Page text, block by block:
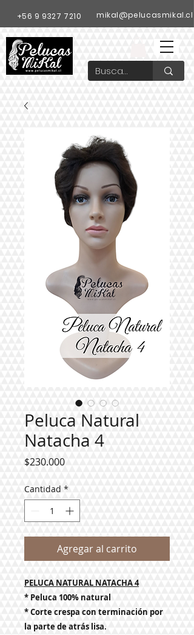
+56 9 9327 7210 mikal@pelucasmikal.cl
Peluca Natural
Natacha 4
$230.000Precio
Cantidad *
Agregar al carrito
PELUCA NATURAL NATACHA 4
* Peluca 100% natural
* Corte crespa con terminación por
la parte de atrás lisa.